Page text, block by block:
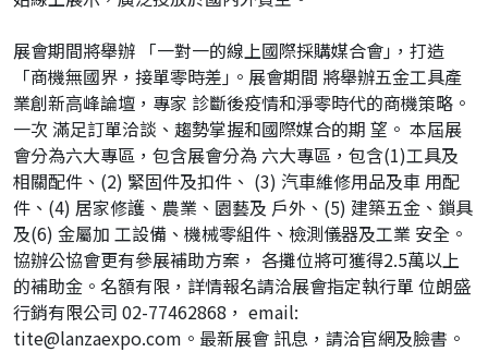
展會期間將舉辦 「⼀對⼀的線上國際採購媒合會｣，打造
「商機無國界，接單零時差｣。展會期間 將舉辦五⾦⼯具產
業創新⾼峰論壇，專家 診斷後疫情和淨零時代的商機策略。
⼀次 滿⾜訂單洽談、趨勢掌握和國際媒合的期 望。 本屆展
會分為六⼤專區，包含展會分為 六⼤專區，包含(1)⼯具及
相關配件、(2) 緊固件及扣件、 (3) 汽⾞維修⽤品及⾞ ⽤配
件、(4) 居家修護、農業、園藝及 ⼾外、(5) 建築五⾦、鎖具
及(6) ⾦屬加 ⼯設備、機械零組件、檢測儀器及⼯業 安全。
協辦公協會更有參展補助⽅案， 各攤位將可獲得2.5萬以上
的補助⾦。名額有限，詳情報名請洽展會指定執⾏單 位朗盛
⾏銷有限公司 02-77462868， email:
tite@lanzaexpo.com。最新展會 訊息，請洽官網及臉書。